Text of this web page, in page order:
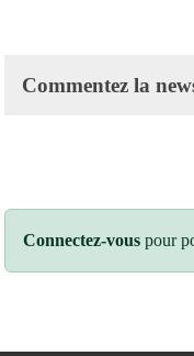
Commentez la
Connectez-vous pour